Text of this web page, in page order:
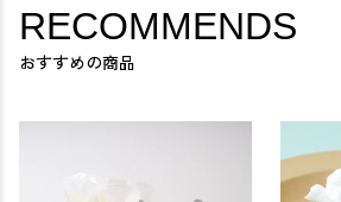
RECOMMENDS
おすすめの商品